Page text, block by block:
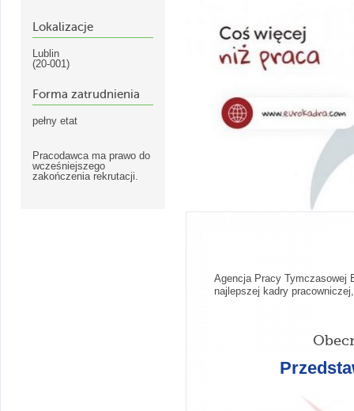
Lokalizacje
Lublin
(20-001)
Forma zatrudnienia
pełny etat
Pracodawca ma prawo do
wcześniejszego
zakończenia rekrutacji.
Agencja Pracy Tymczasowej
najlepszej kadry